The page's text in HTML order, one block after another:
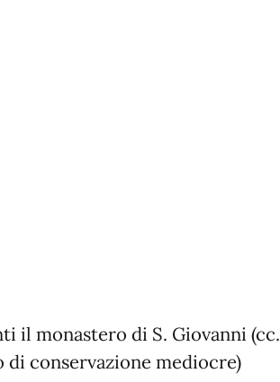
il monastero di S. Giovanni (cc.
di conservazione mediocre)